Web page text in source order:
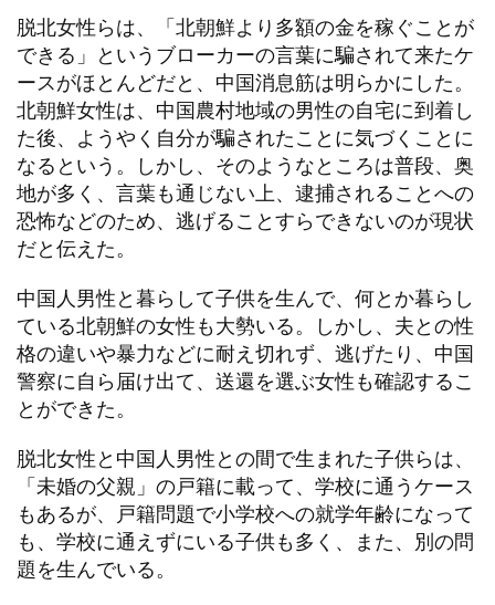
脱北女性らは、「北朝鮮より多額の金を稼ぐことが
できる」というブローカーの言葉に騙されて来たケ
ースがほとんどだと、中国消息筋は明らかにした。
北朝鮮女性は、中国農村地域の男性の自宅に到着し
た後、ようやく自分が騙されたことに気づくことに
なるという。しかし、そのようなところは普段、奥
地が多く、言葉も通じない上、逮捕されることへの
恐怖などのため、逃げることすらできないのが現状
だと伝えた。
中国人男性と暮らして子供を生んで、何とか暮らし
ている北朝鮮の女性も大勢いる。しかし、夫との性
格の違いや暴力などに耐え切れず、逃げたり、中国
警察に自ら届け出て、送還を選ぶ女性も確認するこ
とができた。
脱北女性と中国人男性との間で生まれた子供らは、
「未婚の父親」の戸籍に載って、学校に通うケース
もあるが、戸籍問題で小学校への就学年齢になって
も、学校に通えずにいる子供も多く、また、別の問
題を生んでいる。